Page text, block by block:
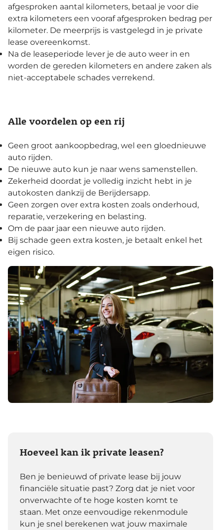
afgesproken aantal kilometers, betaal je voor die
extra kilometers een vooraf afgesproken bedrag per
kilometer. De meerprijs is vastgelegd in je private
lease overeenkomst.
Na de leaseperiode lever je de auto weer in en
worden de gereden kilometers en andere zaken als
niet-acceptabele schades verrekend.
Alle voordelen op een rij
Geen groot aankoopbedrag, wel een gloednieuwe
auto rijden.
De nieuwe auto kun je naar wens samenstellen.
Zekerheid doordat je volledig inzicht hebt in je
autokosten dankzij de Berijdersapp.
Geen zorgen over extra kosten zoals onderhoud,
reparatie, verzekering en belasting.
Om de paar jaar een nieuwe auto rijden.
Bij schade geen extra kosten, je betaalt enkel het
eigen risico.
Hoeveel kan ik private leasen?
Ben je benieuwd of private lease bij jouw
financiële situatie past? Zorg dat je niet voor
onverwachte of te hoge kosten komt te
staan. Met onze eenvoudige rekenmodule
kun je snel berekenen wat jouw maximale